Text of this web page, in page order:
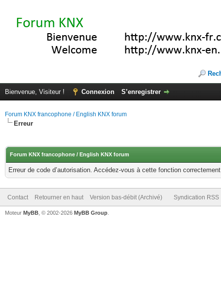
Bienvenue, Visiteur ! Connexion S’enregistrer
Forum KNX francophone / English KNX forum
Erreur
Forum KNX francophone / English KNX forum
Erreur de code d’autorisation. Accédez-vous à cette fonction
Contact Retourner en haut Version bas-débit (Archivé) Syndication RSS
Moteur MyBB , © 2002-2026 MyBB Group